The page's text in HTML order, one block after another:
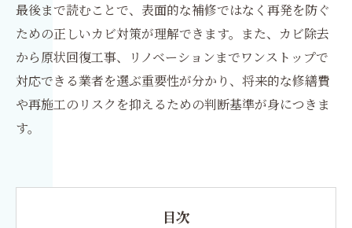
最後まで読むことで、表面的な補修ではなく再発を防ぐ
ための正しいカビ対策が理解できます。また、カビ除去
から原状回復工事、リノベーションまでワンストップで
対応できる業者を選ぶ重要性が分かり、将来的な修繕費
や再施工のリスクを抑えるための判断基準が身につきま
す。
目次